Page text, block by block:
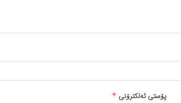
پۆستی ئەلکترۆنی *